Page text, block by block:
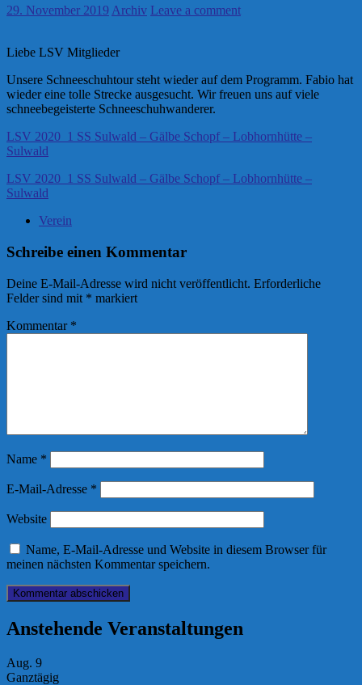
29. November 2019 Archiv Leave a comment
Liebe LSV Mitglieder
Unsere Schneeschuhtour steht wieder auf dem Programm. Fabio hat
wieder eine tolle Strecke ausgesucht. Wir freuen uns auf viele
schneebegeisterte Schneeschuhwanderer.
LSV 2020_1 SS Sulwald – Gälbe Schopf – Lobhornhütte –
Sulwald
LSV 2020_1 SS Sulwald – Gälbe Schopf – Lobhornhütte –
Sulwald
Verein
Schreibe einen Kommentar
Deine E-Mail-Adresse wird nicht veröffentlicht. Erforderliche
Felder sind mit * markiert
Kommentar *
Name *
E-Mail-Adresse *
Website
Name, E-Mail-Adresse und Website in diesem Browser für
meinen nächsten Kommentar speichern.
Anstehende Veranstaltungen
Aug. 9
Ganztägig